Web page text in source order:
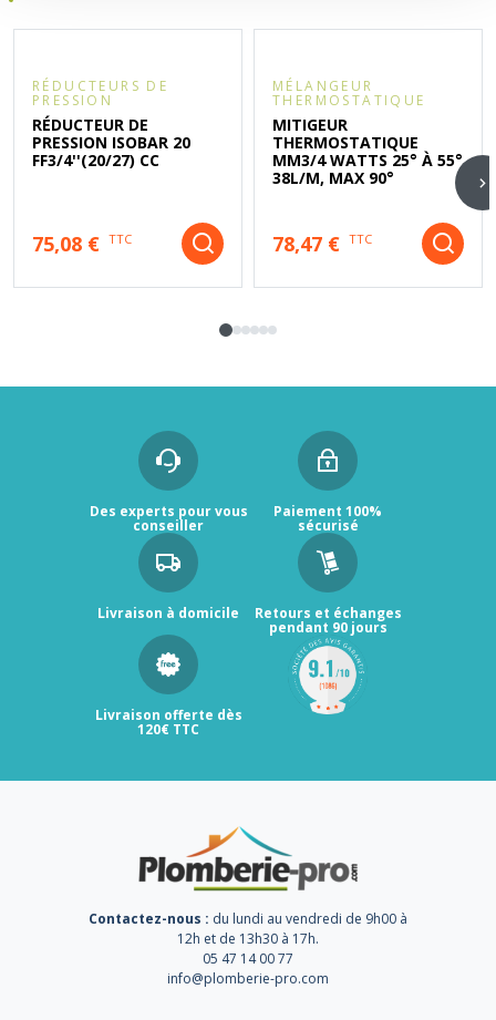
RÉDUCTEURS DE
PRESSION
RÉDUCTEUR DE
PRESSION ISOBAR 20
FF3/4''(20/27) CC
75,08 € TTC
MÉLANGEUR
THERMOSTATIQUE
MITIGEUR
THERMOSTATIQUE
MM3/4 WATTS 25° À 55°
38L/M, MAX 90°
78,47 € TTC
Des experts pour vous
conseiller
Paiement 100%
sécurisé
Livraison à domicile Retours et échanges
pendant 90 jours
Livraison offerte dès
120€ TTC
Contactez-nous : du lundi au vendredi de 9h00 à
12h et de 13h30 à 17h.
05 47 14 00 77
info@plomberie-pro.com